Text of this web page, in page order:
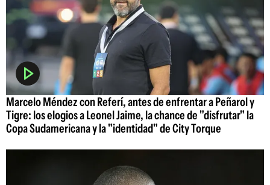
Marcelo Méndez con Referí, antes de enfrentar a Peñarol y
Tigre: los elogios a Leonel Jaime, la chance de "disfrutar" la
Copa Sudamericana y la "identidad" de City Torque